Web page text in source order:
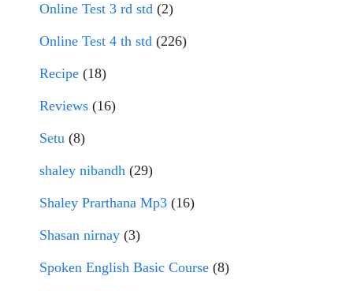
Online Test 3 rd std (2)
Online Test 4 th std (226)
Recipe (18)
Reviews (16)
Setu (8)
shaley nibandh (29)
Shaley Prarthana Mp3 (16)
Shasan nirnay (3)
Spoken English Basic Course (8)